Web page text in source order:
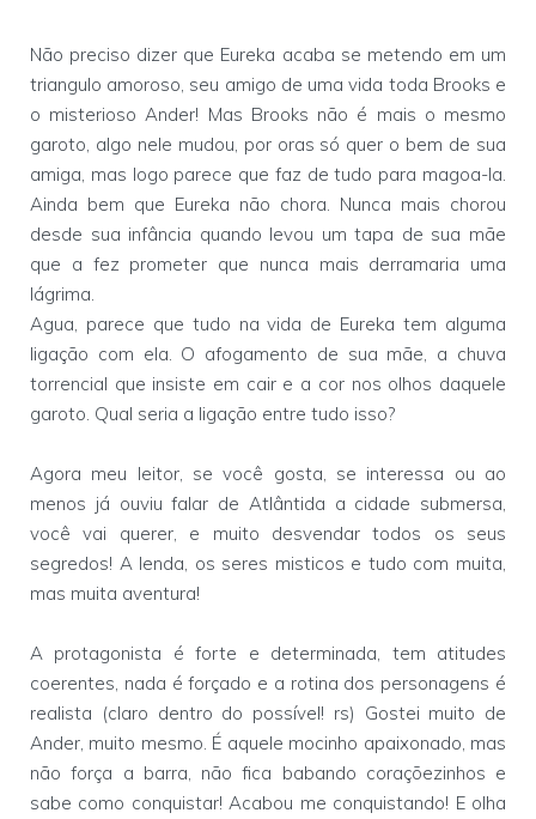
Não preciso dizer que Eureka acaba se metendo em um
triangulo amoroso, seu amigo de uma vida toda Brooks e
o misterioso Ander! Mas Brooks não é mais o mesmo
garoto, algo nele mudou, por oras só quer o bem de sua
amiga, mas logo parece que faz de tudo para magoa-la.
Ainda bem que Eureka não chora. Nunca mais chorou
desde sua infância quando levou um tapa de sua mãe
que a fez prometer que nunca mais derramaria uma
lágrima.
Agua, parece que tudo na vida de Eureka tem alguma
ligação com ela. O afogamento de sua mãe, a chuva
torrencial que insiste em cair e a cor nos olhos daquele
garoto. Qual seria a ligação entre tudo isso?
Agora meu leitor, se você gosta, se interessa ou ao
menos já ouviu falar de Atlântida a cidade submersa,
você vai querer, e muito desvendar todos os seus
segredos! A lenda, os seres misticos e tudo com muita,
mas muita aventura!
A protagonista é forte e determinada, tem atitudes
coerentes, nada é forçado e a rotina dos personagens é
realista (claro dentro do possível! rs) Gostei muito de
Ander, muito mesmo. É aquele mocinho apaixonado, mas
não força a barra, não fica babando coraçõezinhos e
sabe como conquistar! Acabou me conquistando! E olha